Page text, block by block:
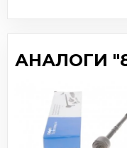
АНАЛОГИ